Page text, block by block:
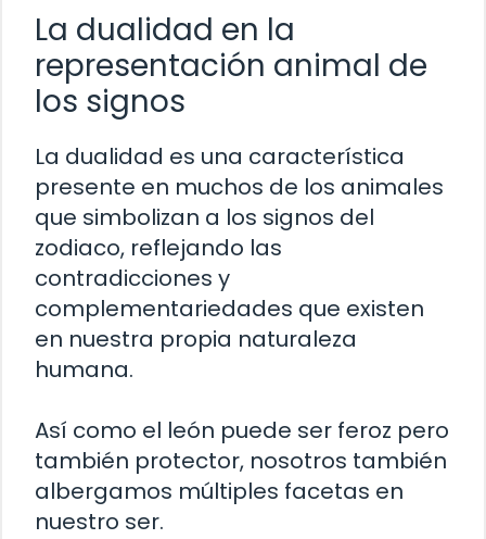
La dualidad en la
representación animal de
los signos
La dualidad es una característica
presente en muchos de los animales
que simbolizan a los signos del
zodiaco, reflejando las
contradicciones y
complementariedades que existen
en nuestra propia naturaleza
humana.
Así como el león puede ser feroz pero
también protector, nosotros también
albergamos múltiples facetas en
nuestro ser.